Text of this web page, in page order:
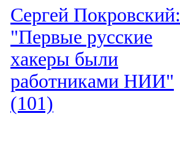
Сергей Покровский:
"Первые русские
хакеры были
работниками НИИ"
(101)